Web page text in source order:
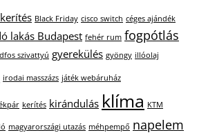
Black Friday cisco switch céges ajándék
lakás Budapest fehér rum fogpótlás
szivattyú gyerekülés gyöngy illóolaj
irodai masszázs játék webáruház
kerítés kirándulás klíma KTM
magyarországi utazás méhpempő napelem